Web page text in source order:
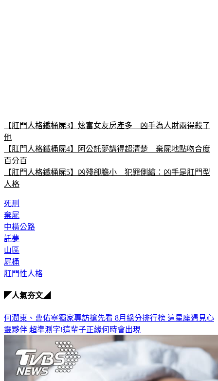
【肛門人格鐵桶屍3】炫富女友房產多　凶手為人財兩得殺了
他
【肛門人格鐵桶屍4】阿公託夢講得超清楚　棄屍地點吻合度
百分百
【肛門人格鐵桶屍5】凶殘卻膽小　犯罪側繪：凶手是肛門型
人格
死刑
棄屍
中橫公路
託夢
山區
屍桶
肛門性人格
◤人氣夯文◢
何潤東、曹佑寧獨家專訪搶先看 8月緣分排行榜 這星座遇見心
靈夥伴 超準測字!這輩子正緣何時會出現